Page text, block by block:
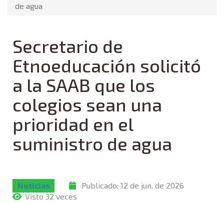
de agua
Secretario de
Etnoeducación solicitó
a la SAAB que los
colegios sean una
prioridad en el
suministro de agua
Noticias Publicado:12 de jun. de 2026
Visto 32 veces